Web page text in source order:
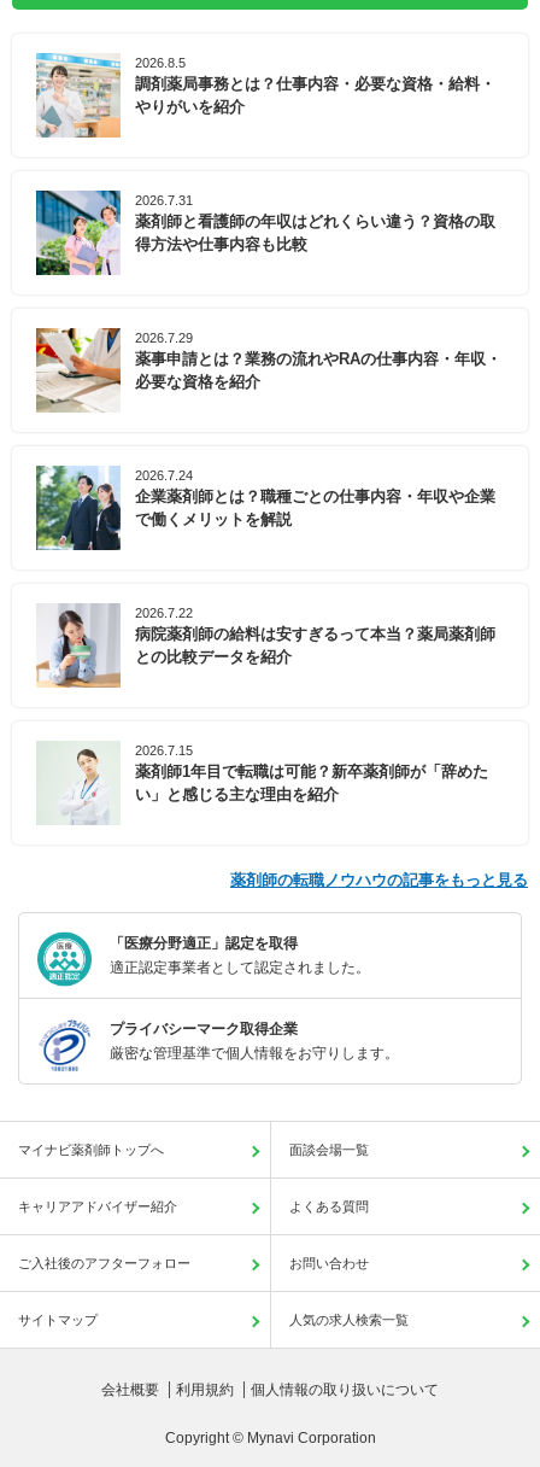
2026.8.5
調剤薬局事務とは？仕事内容・必要な資格・給料・
やりがいを紹介
2026.7.31
薬剤師と看護師の年収はどれくらい違う？資格の取
得方法や仕事内容も比較
2026.7.29
薬事申請とは？業務の流れやRAの仕事内容・年収・
必要な資格を紹介
2026.7.24
企業薬剤師とは？職種ごとの仕事内容・年収や企業
で働くメリットを解説
2026.7.22
病院薬剤師の給料は安すぎるって本当？薬局薬剤師
との比較データを紹介
2026.7.15
薬剤師1年目で転職は可能？新卒薬剤師が「辞めた
い」と感じる主な理由を紹介
薬剤師の転職ノウハウの記事をもっと見る
「医療分野適正」認定を取得
適正認定事業者として認定されました。
プライバシーマーク取得企業
厳密な管理基準で個人情報をお守りします。
マイナビ薬剤師トップへ 面談会場一覧
キャリアアドバイザー紹介 よくある質問
ご入社後のアフターフォロー お問い合わせ
サイトマップ 人気の求人検索一覧
会社概要 利用規約 個人情報の取り扱いについて
Copyright © Mynavi Corporation